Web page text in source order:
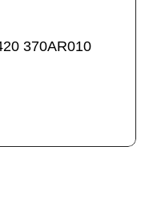
370AR010